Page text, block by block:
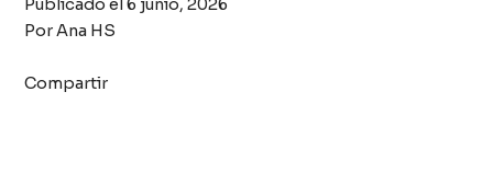
Publicado el6 junio, 2026
PorAna HS
Compartir